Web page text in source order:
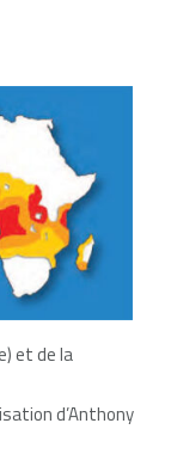
et de la
d’Anthony